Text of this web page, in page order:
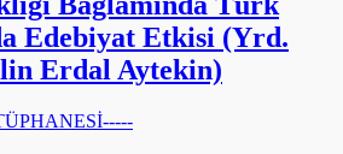
Edebiyat Etkisi (Yrd.
Erdal Aytekin)